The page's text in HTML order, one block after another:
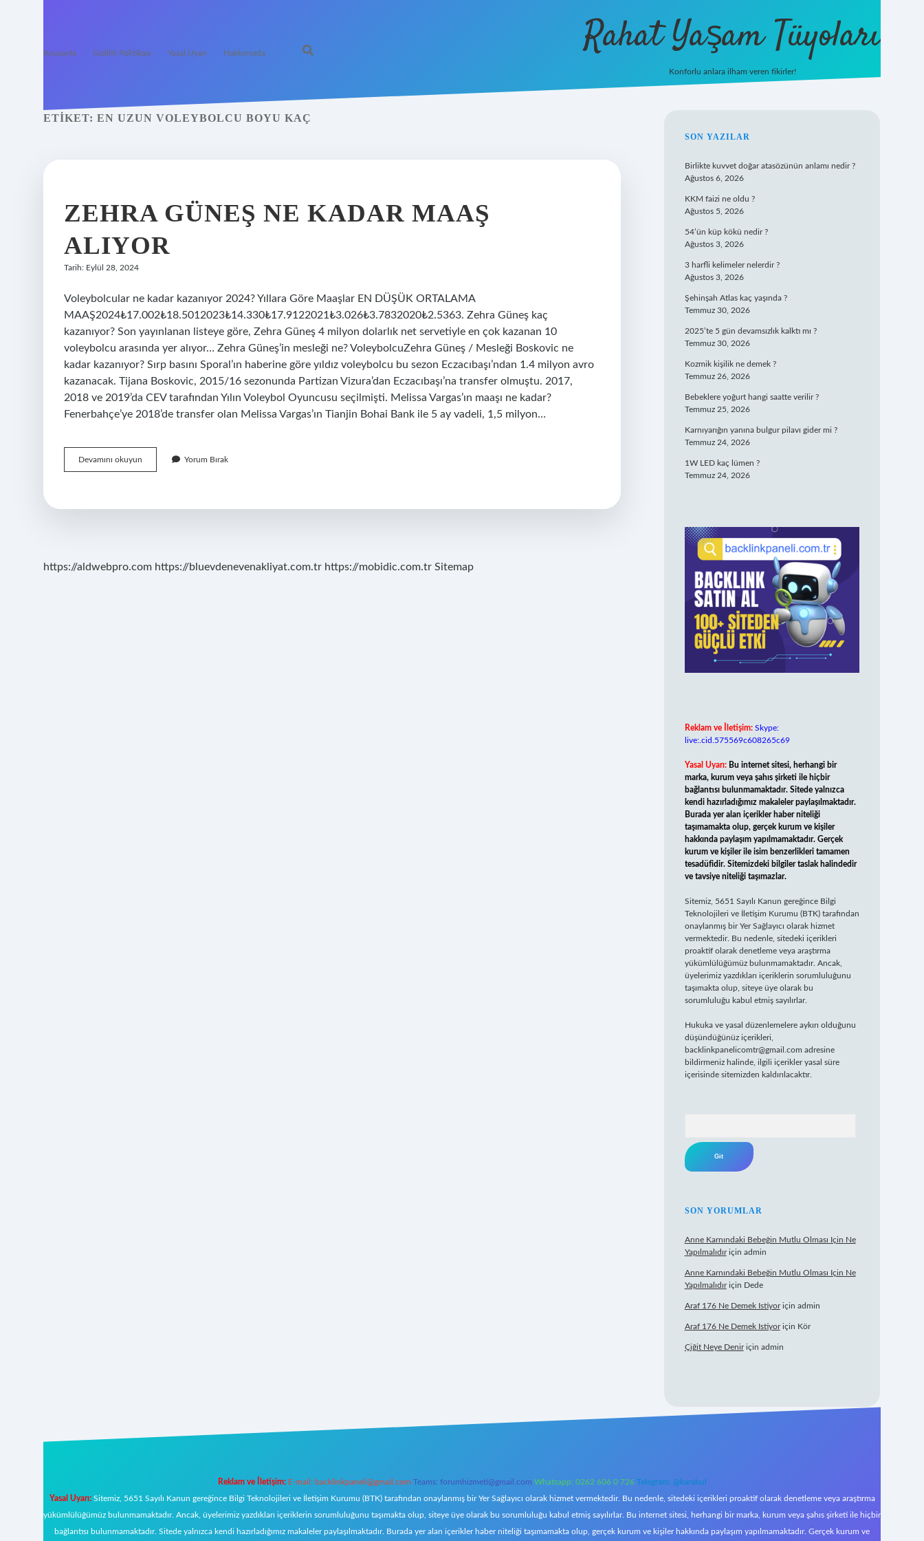
Anasayfa Gizlilik Politikası Yasal Uyarı Hakkımızda Rahat Yaşam Tüyoları
Konforlu anlara ilham veren fikirler!
ETIKET: EN UZUN VOLEYBOLCU BOYU KAÇ
ZEHRA GÜNEŞ NE KADAR MAAŞ
ALIYOR
Tarih: Eylül 28, 2024
Voleybolcular ne kadar kazanıyor 2024? Yıllara Göre Maaşlar EN DÜŞÜK ORTALAMA
MAAŞ2024₺17.002₺18.5012023₺14.330₺17.9122021₺3.026₺3.7832020₺2.5363. Zehra Güneş kaç
kazanıyor? Son yayınlanan listeye göre, Zehra Güneş 4 milyon dolarlık net servetiyle en çok kazanan 10
voleybolcu arasında yer alıyor… Zehra Güneş’in mesleği ne? VoleybolcuZehra Güneş / Mesleği Boskovic ne
kadar kazanıyor? Sırp basını Sporal’ın haberine göre yıldız voleybolcu bu sezon Eczacıbaşı’ndan 1.4 milyon avro
kazanacak. Tijana Boskovic, 2015/16 sezonunda Partizan Vizura’dan Eczacıbaşı’na transfer olmuştu. 2017,
2018 ve 2019’da CEV tarafından Yılın Voleybol Oyuncusu seçilmişti. Melissa Vargas’ın maaşı ne kadar?
Fenerbahçe’ye 2018’de transfer olan Melissa Vargas’ın Tianjin Bohai Bank ile 5 ay vadeli, 1,5 milyon…
Devamını okuyun
Güneş
Maaş
Yorum Bırak
https://aldwebpro.com https://bluevdenevenakliyat.com.tr https://mobidic.com.tr Sitemap
SIDEBAR
SON YAZILAR
Birlikte kuvvet doğar atasözünün anlamı nedir ?
Ağustos 6, 2026
KKM faizi ne oldu ?
Ağustos 5, 2026
54’ün küp kökü nedir ?
Ağustos 3, 2026
3 harfli kelimeler nelerdir ?
Ağustos 3, 2026
Şehinşah Atlas kaç yaşında ?
Temmuz 30, 2026
2025’te 5 gün devamsızlık kalktı mı ?
Temmuz 30, 2026
Kozmik kişilik ne demek ?
Temmuz 26, 2026
Bebeklere yoğurt hangi saatte verilir ?
Temmuz 25, 2026
Karnıyarığın yanına bulgur pilavı gider mi ?
Temmuz 24, 2026
1W LED kaç lümen ?
Temmuz 24, 2026
Reklam ve İletişim: Skype:
live:.cid.575569c608265c69
Yasal Uyarı: Bu internet sitesi, herhangi bir
marka, kurum veya şahıs şirketi ile hiçbir
bağlantısı bulunmamaktadır. Sitede yalnızca
kendi hazırladığımız makaleler paylaşılmaktadır.
Burada yer alan içerikler haber niteliği
taşımamakta olup, gerçek kurum ve kişiler
hakkında paylaşım yapılmamaktadır. Gerçek
kurum ve kişiler ile isim benzerlikleri tamamen
tesadüfidir. Sitemizdeki bilgiler taslak halindedir
ve tavsiye niteliği taşımazlar.
Sitemiz, 5651 Sayılı Kanun gereğince Bilgi
Teknolojileri ve İletişim Kurumu (BTK) tarafından
onaylanmış bir Yer Sağlayıcı olarak hizmet
vermektedir. Bu nedenle, sitedeki içerikleri
proaktif olarak denetleme veya araştırma
yükümlülüğümüz bulunmamaktadır. Ancak,
üyelerimiz yazdıkları içeriklerin sorumluluğunu
taşımakta olup, siteye üye olarak bu
sorumluluğu kabul etmiş sayılırlar.
Hukuka ve yasal düzenlemelere aykırı olduğunu
düşündüğünüz içerikleri,
backlinkpanelicomtr@gmail.com adresine
bildirmeniz halinde, ilgili içerikler yasal süre
içerisinde sitemizden kaldırılacaktır.
SON YORUMLAR
Anne Karnındaki Bebeğin Mutlu Olması Için Ne
Yapılmalıdıriçin admin
Anne Karnındaki Bebeğin Mutlu Olması Için Ne
Yapılmalıdıriçin Dede
Araf 176 Ne Demek Istiyoriçin admin
Araf 176 Ne Demek Istiyoriçin Kör
Çiğit Neye Deniriçin admin
Reklam ve İletişim: E-mail: backlinkpaneli@gmail.com Teams: forumhizmeti@gmail.com Whatsapp: 0262 606 0 726 Telegram: @karabul
Yasal Uyarı:Sitemiz, 5651 Sayılı Kanun gereğince Bilgi Teknolojileri ve İletişim Kurumu (BTK) tarafından onaylanmış bir Yer Sağlayıcı olarak hizmet vermektedir. Bu nedenle, sitedeki içerikleri proaktif olarak denetleme veya araştırma
yükümlülüğümüz bulunmamaktadır. Ancak, üyelerimiz yazdıkları içeriklerin sorumluluğunu taşımakta olup, siteye üye olarak bu sorumluluğu kabul etmiş sayılırlar. Bu internet sitesi, herhangi bir marka, kurum veya şahıs şirketi ile hiçbir
bağlantısı bulunmamaktadır. Sitede yalnızca kendi hazırladığımız makaleler paylaşılmaktadır. Burada yer alan içerikler haber niteliği taşımamakta olup, gerçek kurum ve kişiler hakkında paylaşım yapılmamaktadır. Gerçek kurum ve